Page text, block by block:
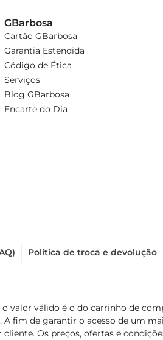
GBarbosa
Cartão GBarbosa
Garantia Estendida
Código de Ética
Serviços
Blog GBarbosa
Encarte do Dia
Política de troca e devolução
valor válido é o do carrinho de
A fim de garantir o acesso de um
Os preços, ofertas e